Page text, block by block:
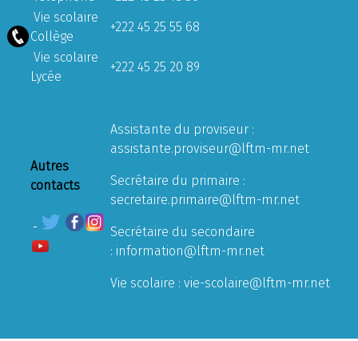
Vie scolaire
Collège
+222 45 25 55 68
Vie scolaire
Lycée
+222 45 25 20 89
Autres
contacts
Assistante du proviseur :
assistante.proviseur@lftm-mr.net
Secrétaire du primaire :
secretaire.primaire@lftm-mr.net
Secrétaire du secondaire
: information@lftm-mr.net
Vie scolaire : vie-scolaire@lftm-mr.net